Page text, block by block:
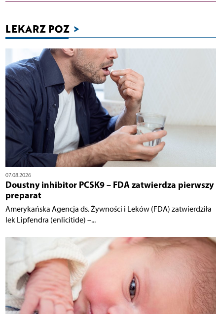
LEKARZ POZ >
07.08.2026
Doustny inhibitor PCSK9 – FDA zatwierdza pierwszy
preparat
Amerykańska Agencja ds. Żywności i Leków (FDA) zatwierdziła
lek Lipfendra (enlicitide) –...